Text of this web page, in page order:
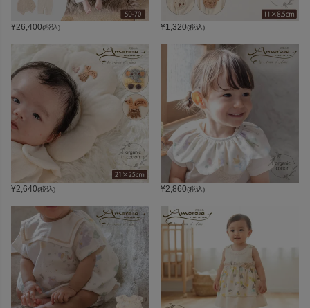
¥26,400(税込) ¥1,320(税込)
¥2,640(税込) ¥2,860(税込)